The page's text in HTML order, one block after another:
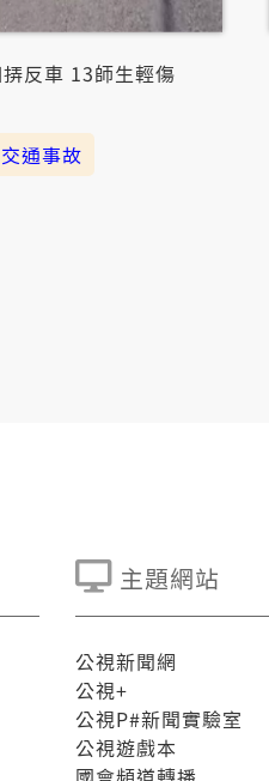
反車 13師生輕傷
交通事故
主題網站
公視新聞網
公視+
公視P#新聞實驗室
公視遊戲本